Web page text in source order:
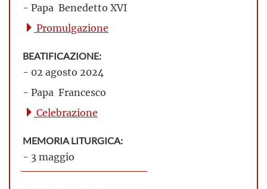
- Papa Benedetto XVI
Promulgazione
BEATIFICAZIONE:
- 02 agosto 2024
- Papa Francesco
Celebrazione
MEMORIA LITURGICA:
- 3 maggio